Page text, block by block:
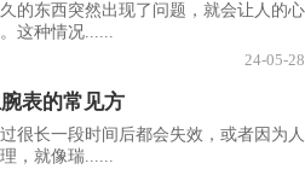
的东西突然出现了问题，就会让人的心
这种情况......
24-05-28
表的常见方
很长一段时间后都会失效，或者因为人
，就像瑞......